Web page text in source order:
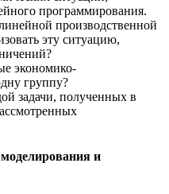
программирования.
производственной
эту ситуацию,
экономико-
группу?
задачи, полученных в
и